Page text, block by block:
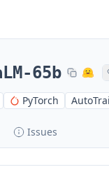
65b
PyTorch
Issues